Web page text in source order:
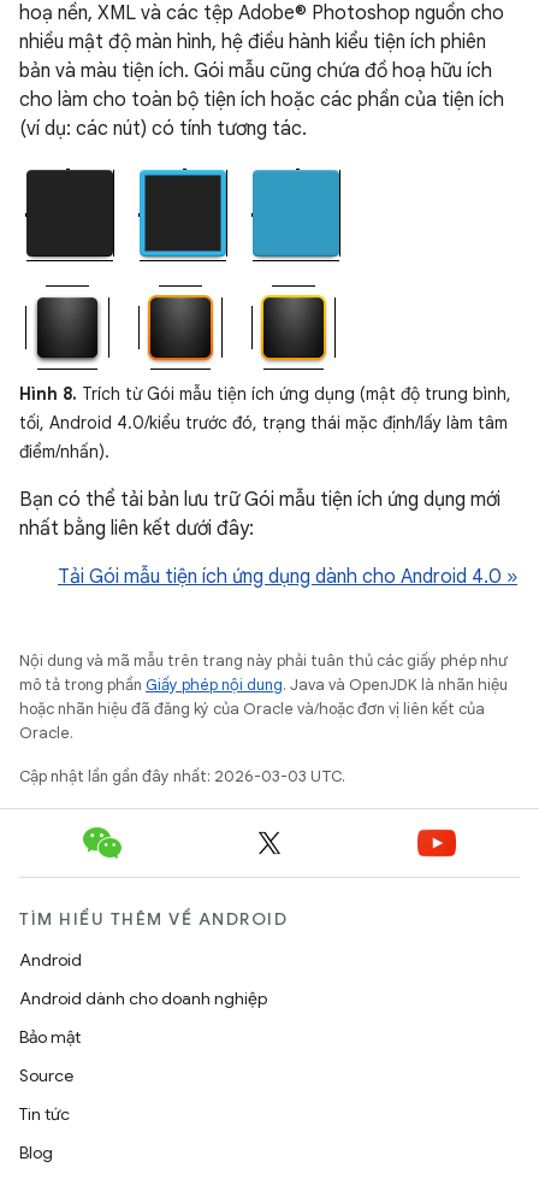
hoạ nền, XML và các tệp Adobe® Photoshop nguồn cho
nhiều mật độ màn hình, hệ điều hành kiểu tiện ích phiên
bản và màu tiện ích. Gói mẫu cũng chứa đồ hoạ hữu ích
cho làm cho toàn bộ tiện ích hoặc các phần của tiện ích
(ví dụ: các nút) có tính tương tác.
Hình 8. Trích từ Gói mẫu tiện ích ứng dụng (mật độ trung bình,
tối, Android 4.0/kiểu trước đó, trạng thái mặc định/lấy làm tâm
điểm/nhấn).
Bạn có thể tải bản lưu trữ Gói mẫu tiện ích ứng dụng mới
nhất bằng liên kết dưới đây:
Tải Gói mẫu tiện ích ứng dụng dành cho Android 4.0 »
Nội dung và mã mẫu trên trang này phải tuân thủ các giấy phép như
mô tả trong phần Giấy phép nội dung. Java và OpenJDK là nhãn hiệu
hoặc nhãn hiệu đã đăng ký của Oracle và/hoặc đơn vị liên kết của
Oracle.
Cập nhật lần gần đây nhất: 2026-03-03 UTC.
TÌM HIỂU THÊM VỀ ANDROID
Android
Android dành cho doanh nghiệp
Bảo mật
Source
Tin tức
Blog